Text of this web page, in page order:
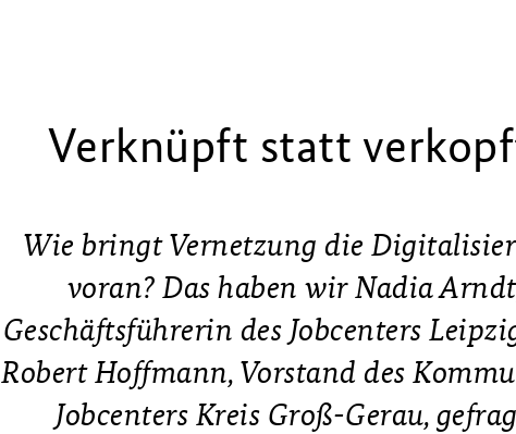
Verknüpft statt
Wie bringt Vernetzung die
voran? Das haben wir Nadia
Geschäftsführerin des Jobcenters
Robert Hoffmann, Vorstand des
Jobcenters Kreis Groß-Gerau,